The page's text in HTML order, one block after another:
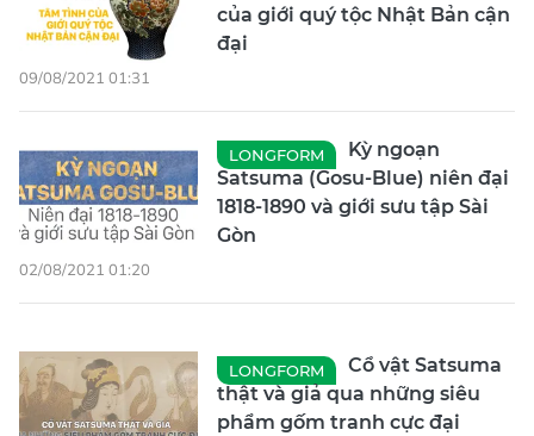
của giới quý tộc Nhật Bản cận
đại
09/08/2021 01:31
LONGFORM
Kỳ ngoạn
Satsuma (Gosu-Blue) niên đại
1818-1890 và giới sưu tập Sài
Gòn
02/08/2021 01:20
LONGFORM
Cổ vật Satsuma
thật và giả qua những siêu
phẩm gốm tranh cực đại